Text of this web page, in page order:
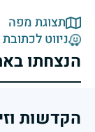
תצוגת מפה
ניווט לכתובת
הנצחתו
הקדשות